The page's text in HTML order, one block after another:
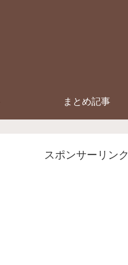
まとめ記事
スポンサーリンク